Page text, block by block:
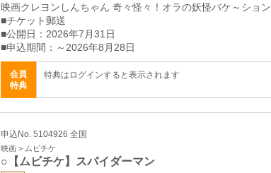
映画クレヨンしんちゃん 奇々怪々！オラの妖怪バケ～ション
■チケット郵送
■公開日：2026年7月31日
■申込期間：～2026年8月28日
会員
特典
特典はログインすると表示されます
申込No. 5104926 全国
映画 > ムビチケ
○【ムビチケ】スパイダーマン